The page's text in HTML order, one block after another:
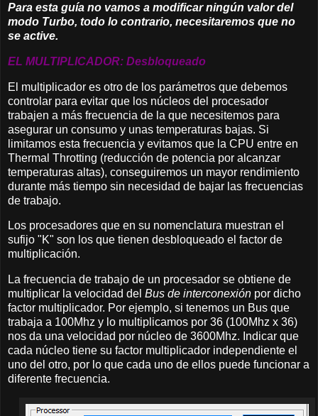
Para esta guía no vamos a modificar ningún valor del
modo Turbo, todo lo contrario, necesitaremos que no
se active.
EL MULTIPLICADOR: Desbloqueado
El multiplicador es otro de los parámetros que debemos
controlar para evitar que los núcleos del procesador
trabajen a más frecuencia de la que necesitemos para
asegurar un consumo y unas temperaturas bajas. Si
limitamos esta frecuencia y evitamos que la CPU entre en
Thermal Throtting (reducción de potencia por alcanzar
temperaturas altas), conseguiremos un mayor rendimiento
durante más tiempo sin necesidad de bajar las frecuencias
de trabajo.
Los procesadores que en su nomenclatura muestran el
sufijo "K" son los que tienen desbloqueado el factor de
multiplicación.
La frecuencia de trabajo de un procesador se obtiene de
multiplicar la velocidad del Bus de interconexión por dicho
factor multiplicador. Por ejemplo, si tenemos un Bus que
trabaja a 100Mhz y lo multiplicamos por 36 (100Mhz x 36)
nos da una velocidad por núcleo de 3600Mhz. Indicar que
cada núcleo tiene su factor multiplicador independiente el
uno del otro, por lo que cada uno de ellos puede funcionar a
diferente frecuencia.